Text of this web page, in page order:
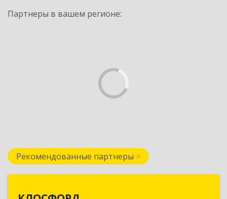
Партнеры в вашем регионе:
Рекомендованные партнеры